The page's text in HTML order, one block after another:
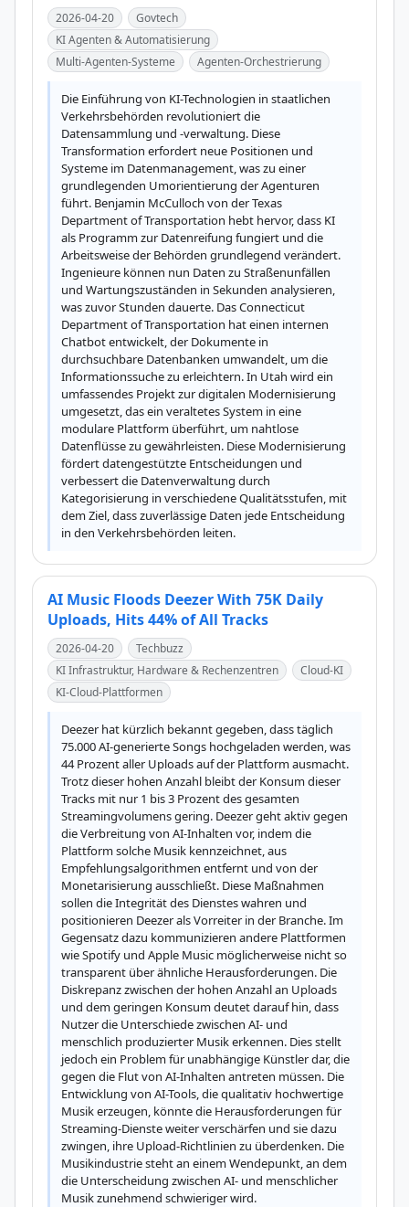
2026-04-20
Govtech
KI Agenten & Automatisierung
Multi-Agenten-Systeme
Agenten-Orchestrierung
Die Einführung von KI-Technologien in staatlichen
Verkehrsbehörden revolutioniert die
Datensammlung und -verwaltung. Diese
Transformation erfordert neue Positionen und
Systeme im Datenmanagement, was zu einer
grundlegenden Umorientierung der Agenturen
führt. Benjamin McCulloch von der Texas
Department of Transportation hebt hervor, dass KI
als Programm zur Datenreifung fungiert und die
Arbeitsweise der Behörden grundlegend verändert.
Ingenieure können nun Daten zu Straßenunfällen
und Wartungszuständen in Sekunden analysieren,
was zuvor Stunden dauerte. Das Connecticut
Department of Transportation hat einen internen
Chatbot entwickelt, der Dokumente in
durchsuchbare Datenbanken umwandelt, um die
Informationssuche zu erleichtern. In Utah wird ein
umfassendes Projekt zur digitalen Modernisierung
umgesetzt, das ein veraltetes System in eine
modulare Plattform überführt, um nahtlose
Datenflüsse zu gewährleisten. Diese Modernisierung
fördert datengestützte Entscheidungen und
verbessert die Datenverwaltung durch
Kategorisierung in verschiedene Qualitätsstufen, mit
dem Ziel, dass zuverlässige Daten jede Entscheidung
in den Verkehrsbehörden leiten.
AI Music Floods Deezer With 75K Daily
Uploads, Hits 44% of All Tracks
2026-04-20
Techbuzz
KI Infrastruktur, Hardware & Rechenzentren
Cloud-KI
KI-Cloud-Plattformen
Deezer hat kürzlich bekannt gegeben, dass täglich
75.000 AI-generierte Songs hochgeladen werden, was
44 Prozent aller Uploads auf der Plattform ausmacht.
Trotz dieser hohen Anzahl bleibt der Konsum dieser
Tracks mit nur 1 bis 3 Prozent des gesamten
Streamingvolumens gering. Deezer geht aktiv gegen
die Verbreitung von AI-Inhalten vor, indem die
Plattform solche Musik kennzeichnet, aus
Empfehlungsalgorithmen entfernt und von der
Monetarisierung ausschließt. Diese Maßnahmen
sollen die Integrität des Dienstes wahren und
positionieren Deezer als Vorreiter in der Branche. Im
Gegensatz dazu kommunizieren andere Plattformen
wie Spotify und Apple Music möglicherweise nicht so
transparent über ähnliche Herausforderungen. Die
Diskrepanz zwischen der hohen Anzahl an Uploads
und dem geringen Konsum deutet darauf hin, dass
Nutzer die Unterschiede zwischen AI- und
menschlich produzierter Musik erkennen. Dies stellt
jedoch ein Problem für unabhängige Künstler dar, die
gegen die Flut von AI-Inhalten antreten müssen. Die
Entwicklung von AI-Tools, die qualitativ hochwertige
Musik erzeugen, könnte die Herausforderungen für
Streaming-Dienste weiter verschärfen und sie dazu
zwingen, ihre Upload-Richtlinien zu überdenken. Die
Musikindustrie steht an einem Wendepunkt, an dem
die Unterscheidung zwischen AI- und menschlicher
Musik zunehmend schwieriger wird.